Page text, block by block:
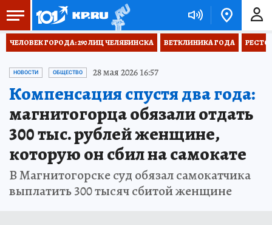
ЧЕЛОВЕК ГОРОДА: 290 ЛИЦ ЧЕЛЯБИНСКА ВЕТКЛИНИКА ГОДА
НОВОСТИ ОБЩЕСТВО 28 мая 2026 16:57
Компенсация спустя два года:
магнитогорца обязали отдать
300 тыс. рублей женщине,
которую он сбил на самокате
В Магнитогорске суд обязал самокатчика
выплатить 300 тысяч сбитой женщине